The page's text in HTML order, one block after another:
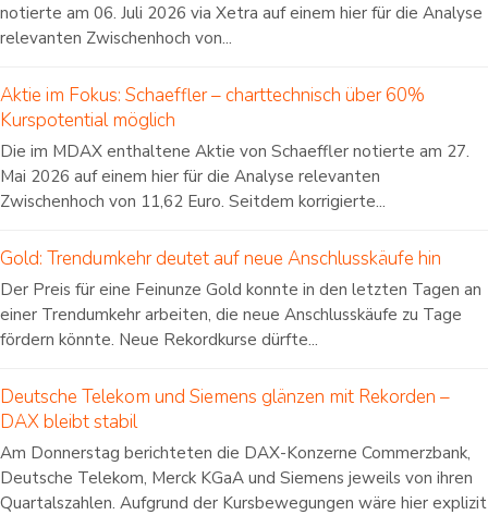
notierte am 06. Juli 2026 via Xetra auf einem hier für die Analyse
relevanten Zwischenhoch von...
Aktie im Fokus: Schaeffler – charttechnisch über 60%
Kurspotential möglich
Die im MDAX enthaltene Aktie von Schaeffler notierte am 27.
Mai 2026 auf einem hier für die Analyse relevanten
Zwischenhoch von 11,62 Euro. Seitdem korrigierte...
Gold: Trendumkehr deutet auf neue Anschlusskäufe hin
Der Preis für eine Feinunze Gold konnte in den letzten Tagen an
einer Trendumkehr arbeiten, die neue Anschlusskäufe zu Tage
fördern könnte. Neue Rekordkurse dürfte...
Deutsche Telekom und Siemens glänzen mit Rekorden –
DAX bleibt stabil
Am Donnerstag berichteten die DAX-Konzerne Commerzbank,
Deutsche Telekom, Merck KGaA und Siemens jeweils von ihren
Quartalszahlen. Aufgrund der Kursbewegungen wäre hier explizit